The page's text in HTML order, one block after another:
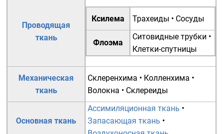
Проводящая
ткань
Ксилема Трахеиды • Сосуды
Флоэма
Ситовидные трубки •
Клетки-спутницы
Механическая
ткань
Склеренхима • Колленхима •
Волокна • Склереиды
Основная ткань
Ассимиляционная ткань •
Запасающая ткань •